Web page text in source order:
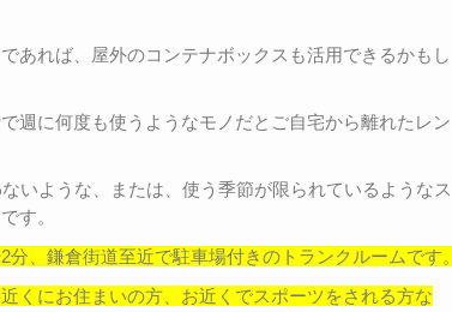
あれば、屋外のコンテナボックスも活用できるかもし
週に何度も使うようなモノだとご自宅から離れたレン
いような、または、使う季節が限られているようなス
す。
分、鎌倉街道至近で駐車場付きのトランクルームです。
くにお住まいの方、お近くでスポーツをされる方な